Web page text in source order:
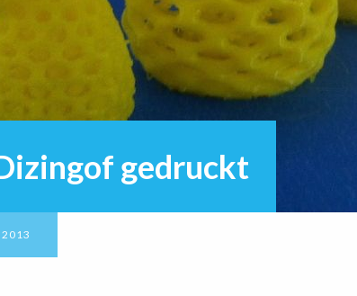
gedruckt